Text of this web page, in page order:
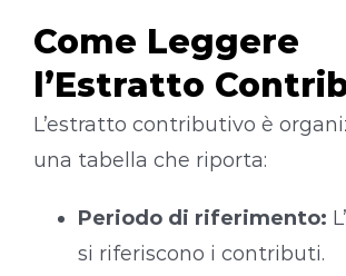
Come Leggere
l’Estratto
L’estratto contributivo è
una tabella che riporta:
Periodo di riferimento:
si riferiscono i contributi.